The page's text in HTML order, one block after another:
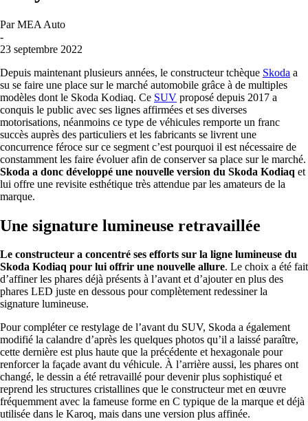
ParMEA Auto
-
23 septembre 2022
Depuis maintenant plusieurs années, le constructeur tchèque Skoda a
su se faire une place sur le marché automobile grâce à de multiples
modèles dont le Skoda Kodiaq. Ce SUV proposé depuis 2017 a
conquis le public avec ses lignes affirmées et ses diverses
motorisations, néanmoins ce type de véhicules remporte un franc
succès auprès des particuliers et les fabricants se livrent une
concurrence féroce sur ce segment c’est pourquoi il est nécessaire de
constamment les faire évoluer afin de conserver sa place sur le marché.
Skoda a donc développé une nouvelle version du Skoda Kodiaq et
lui offre une revisite esthétique très attendue par les amateurs de la
marque.
Une signature lumineuse retravaillée
Le constructeur a concentré ses efforts sur la ligne lumineuse du
Skoda Kodiaq pour lui offrir une nouvelle allure. Le choix a été fait
d’affiner les phares déjà présents à l’avant et d’ajouter en plus des
phares LED juste en dessous pour complètement redessiner la
signature lumineuse.
Pour compléter ce restylage de l’avant du SUV, Skoda a également
modifié la calandre d’après les quelques photos qu’il a laissé paraître,
cette dernière est plus haute que la précédente et hexagonale pour
renforcer la façade avant du véhicule. À l’arrière aussi, les phares ont
changé, le dessin a été retravaillé pour devenir plus sophistiqué et
reprend les structures cristallines que le constructeur met en œuvre
fréquemment avec la fameuse forme en C typique de la marque et déjà
utilisée dans le Karoq, mais dans une version plus affinée.